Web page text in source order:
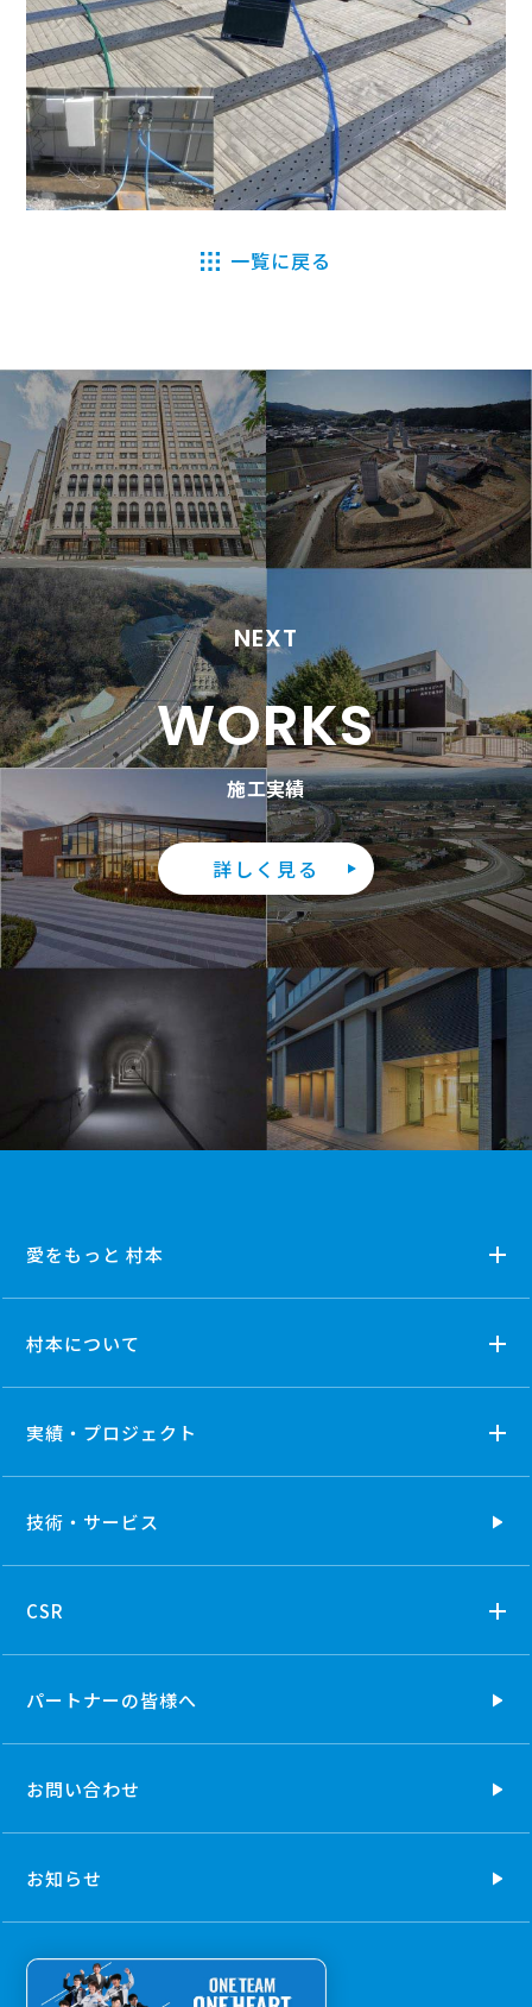
一覧に戻る
NEXT
WORKS
施工実績
詳しく見る
愛をもっと 村本
村本について
実績・プロジェクト
技術・ サービス
CSR
パートナーの皆様へ
お問い合わせ
お知らせ